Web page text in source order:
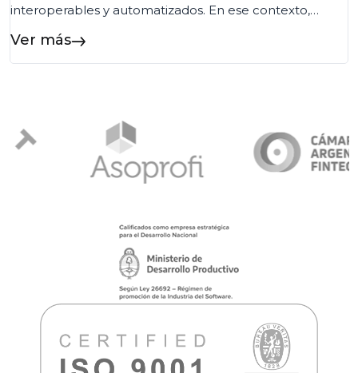
interoperables y automatizados. En ese contexto,
de Cobro con Transferencia (CCT), una iniciativa
impulsada por la Comunicación «A» 8406 del BCRA
prevista para […]...
Ver más